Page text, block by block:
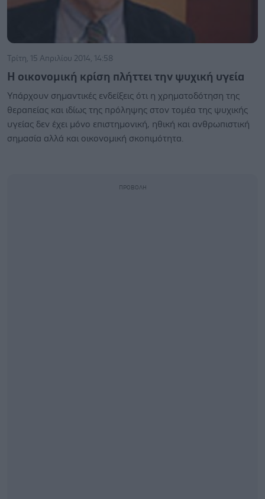
Τρίτη, 15 Απριλίου 2014, 14:58
Η οικονομική κρίση πλήττει την ψυχική υγεία
Υπάρχουν σημαντικές ενδείξεις ότι η χρηματοδότηση της
θεραπείας και ιδίως της πρόληψης στον τομέα της ψυχικής
υγείας δεν έχει μόνο επιστημονική, ηθική και ανθρωπιστική
σημασία αλλά και οικονομική σκοπιμότητα.